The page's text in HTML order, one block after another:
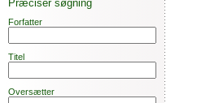
Præciser søgning
Forfatter
Titel
Oversætter